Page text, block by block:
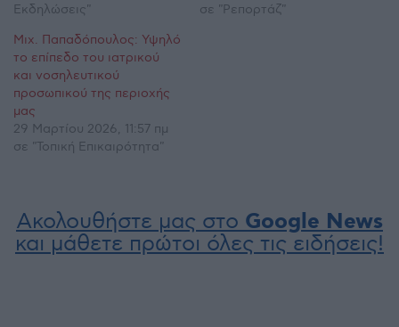
Εκδηλώσεις"
σε "Ρεπορτάζ"
Μιχ. Παπαδόπουλος: Υψηλό
το επίπεδο του ιατρικού
και νοσηλευτικού
προσωπικού της περιοχής
μας
29 Μαρτίου 2026, 11:57 πμ
σε "Τοπική Επικαιρότητα"
Ακολουθήστε μας στο Google News
και μάθετε πρώτοι όλες τις ειδήσεις!